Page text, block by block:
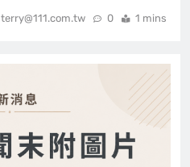
terry@111.com.tw 0 1 mins